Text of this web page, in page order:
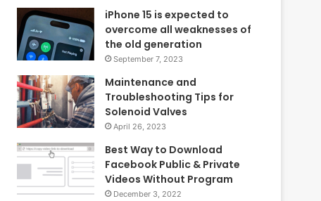
iPhone 15 is expected to
overcome all weaknesses of
the old generation
September 7, 2023
Maintenance and
Troubleshooting Tips for
Solenoid Valves
April 26, 2023
Best Way to Download
Facebook Public & Private
Videos Without Program
December 3, 2022